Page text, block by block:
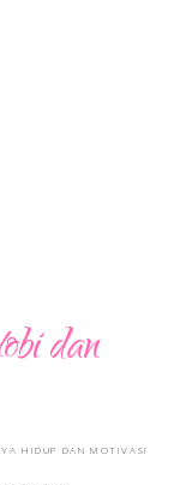
dan
HIDUP DAN MOTIVASI